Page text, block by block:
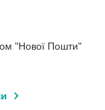
"Нової Пошти"